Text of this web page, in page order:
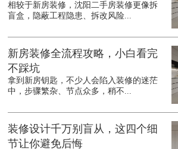
相较于新房装修，沈阳二手房装修更像拆
盲盒，隐蔽工程隐患、拆改风险...
新房装修全流程攻略，小白看完
不踩坑
拿到新房钥匙，不少人会陷入装修的迷茫
中，步骤繁杂、节点众多，稍不...
装修设计千万别盲从，这四个细
节让你避免后悔